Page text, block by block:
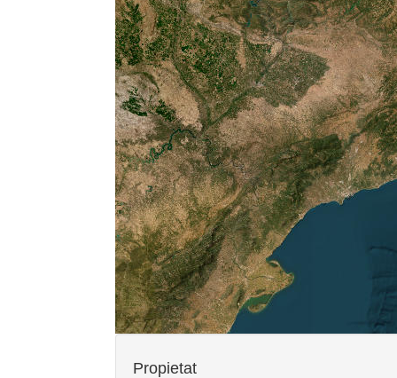
Propietat